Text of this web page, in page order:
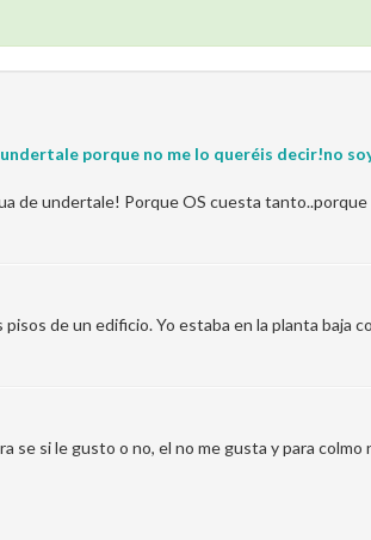
porque no me lo queréis decir!no
de undertale! Porque OS cuesta
de un edificio. Yo estaba en la planta baja
se si le gusto o no, el no me gusta y para